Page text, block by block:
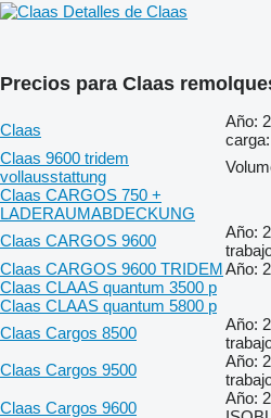
Detalles de Claas
Precios para Claas
Claas
Año:
Claas 9600 tridem
vollausstattung
Claas CARGOS 750 +
LADERAUMABDECKUNG
Claas CARGOS 9600
Año:
Claas CARGOS 9600 TRIDEMAño:
Claas CLAAS quantum 3500 p
Claas CLAAS quantum 5800 p
Claas Cargos 8500
Año:
Claas Cargos 9500
Año:
Claas Cargos 9600
Año: